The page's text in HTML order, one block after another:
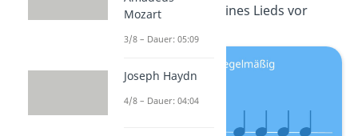
Geschwindigkeit eines Lieds vor
Mozart
3/8 – Dauer: 05:09
Joseph Haydn
4/8 – Dauer: 04:04